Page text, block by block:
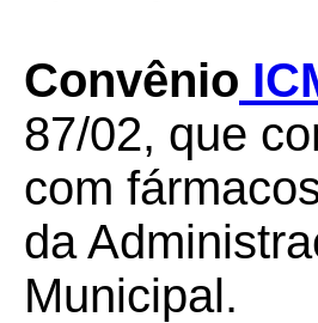
Convênio
87/02, que
com
da
Municipal.